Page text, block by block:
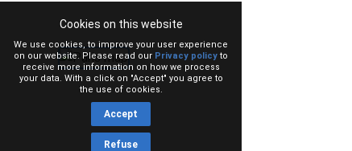
Cookies on this website
We use cookies, to improve your user experience
on our website. Please read our Privacy policy to
receive more information on how we process
your data. With a click on "Accept" you agree to
the use of cookies.
Accept
Refuse